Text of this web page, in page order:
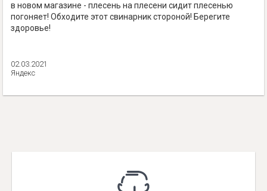
в новом магазине - плесень на плесени сидит плесенью
погоняет! Обходите этот свинарник стороной! Берегите
здоровье!
02.03.2021
Яндекс